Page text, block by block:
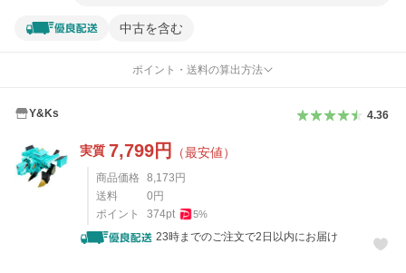
中古を含む
ポイント・送料の算出方法
Y&Ks 4.36
実質 7,799円 （最安値）
商品価格 8,173 円
送料
0 円
ポイント
374pt 5%
23時までのご注文で2日以内にお届け